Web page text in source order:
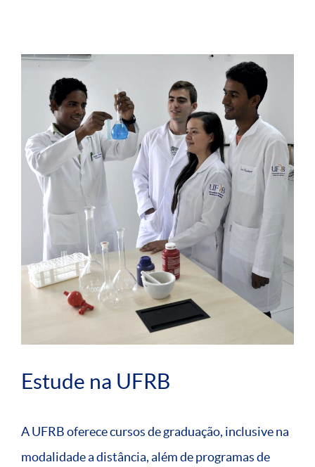
Estude na UFRB
A UFRB oferece cursos de graduação, inclusive na
modalidade a distância, além de programas de